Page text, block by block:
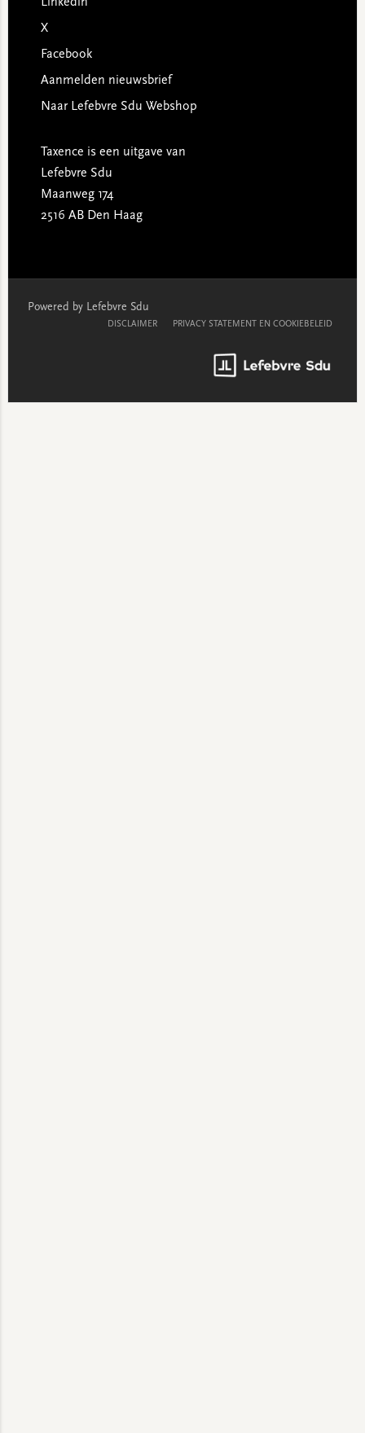
X
Facebook
Aanmelden nieuwsbrief
Naar Lefebvre Sdu Webshop
Taxence is een uitgave van
Lefebvre Sdu
Maanweg 174
2516 AB Den Haag
Powered by Lefebvre Sdu
DISCLAIMER PRIVACY STATEMENT EN COOKIEBELEID